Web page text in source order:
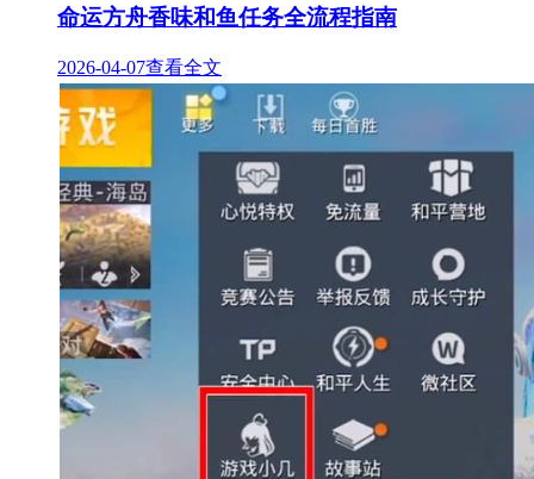
命运方舟香味和鱼任务全流程指南
2026-04-07查看全文